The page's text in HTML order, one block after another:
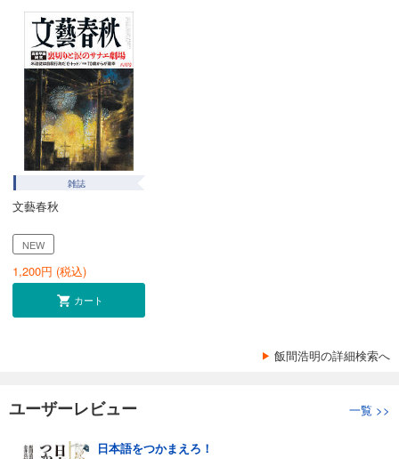
雑誌
文藝春秋
NEW
1,200円 (税込)
カート
飯間浩明の詳細検索へ
ユーザーレビュー 一覧 >>
日本語をつかまえろ！